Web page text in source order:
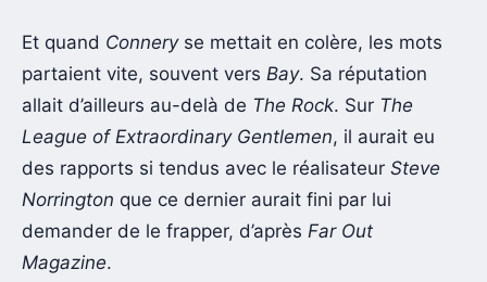
Et quand Conneryse mettait en colère, les mots
partaient vite, souvent vers Bay. Sa réputation
allait d’ailleurs au-delà de The Rock. Sur The
League of Extraordinary Gentlemen, il aurait eu
des rapports si tendus avec le réalisateur Steve
Norrington que ce dernier aurait fini par lui
demander de le frapper, d’après Far Out
Magazine.